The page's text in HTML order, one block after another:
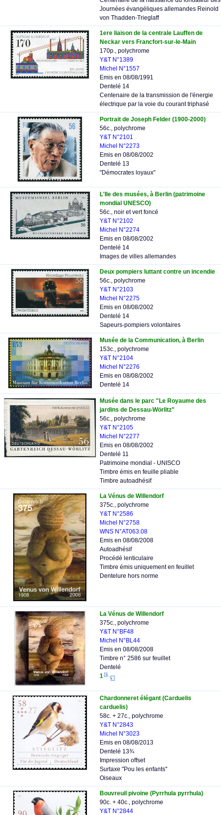
Journées évangéliques allemandes Reinold
von Thadden-Trieglaff
1ere liaison de la centrale Lauffen de
Neckar vers Francfort-sur-le-Main
170p., polychrome
Y&T N°1389
Michel N°1557
Emis en 08/08/1991
Dentelé 14
Centenaire de la transmission de l'énergie
électrique par la voie du courant triphasé
Portrait de Joseph Felder (1900-2000)
56c., polychrome
Y&T N°2101
Michel N°2273
Emis en 08/08/2002
Dentelé 13
"Démocrates loyaux"
L'Ile des musées, à Berlin (patrimoine
mondial UNESCO)
56c., noir et vert foncé
Y&T N°2102
Michel N°2274
Emis en 08/08/2002
Dentelé 14
Images de villes allemandes
Deux pompiers luttant contre un incendie
56c., polychrome
Y&T N°2103
Michel N°2275
Emis en 08/08/2002
Dentelé 14
Sapeurs-pompiers volontaires
Musée de la Communication, à Berlin
153c., polychrome
Y&T N°2104
Michel N°2276
Emis en 08/08/2002
Dentelé 14
Musée dans le parc "Le Royaume des
jardins de Dessau-Wörlitz"
56c., polychrome
Y&T N°2105
Michel N°2277
Emis en 08/08/2002
Dentelé 11
Patrimoine mondial - UNISCO
Timbre émis en feuille pliable
Timbre autoadhésif
La Vénus de Willendorf
375c., polychrome
Y&T N°2586
Michel N°2758
WNS N°AT063.08
Emis en 08/08/2008
Autoadhésif
Procédé lenticulaire
Timbre émis uniquement en feuillet
Dentelure hors norme
La Vénus de Willendorf
375c., polychrome
Y&T N°BF48
Michel N°BL44
Emis en 08/08/2008
Timbre n° 2586 sur feuillet
Dentelé
1
Chardonneret élégant (Carduelis
carduelis)
58c. + 27c., polychrome
Y&T N°2843
Michel N°3023
Emis en 08/08/2013
Dentelé 13¾
Impression offset
Surtaxe "Pou les enfants"
Oiseaux
Bouvreuil pivoine (Pyrrhula pyrrhula)
90c. + 40c., polychrome
Y&T N°2844